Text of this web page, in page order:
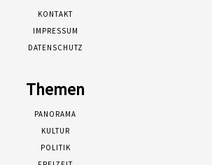
KONTAKT
IMPRESSUM
DATENSCHUTZ
Themen
PANORAMA
KULTUR
POLITIK